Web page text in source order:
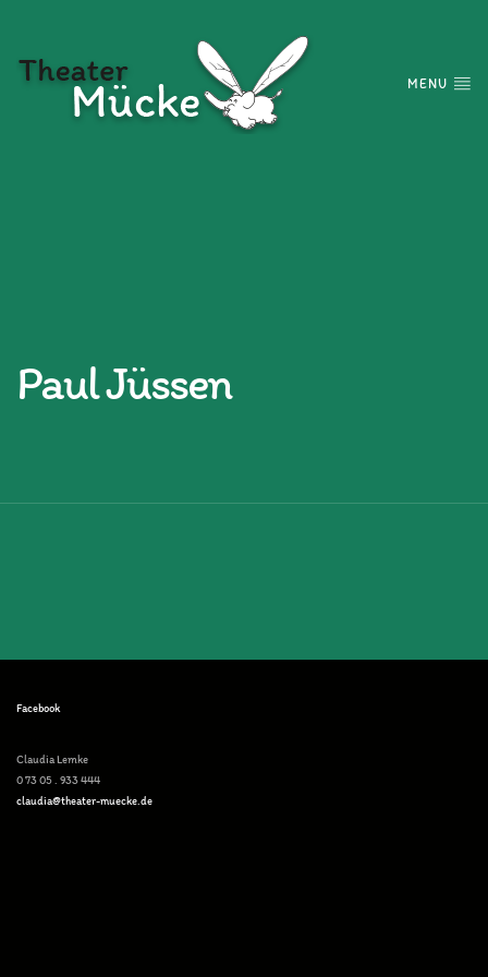
MENU
Paul Jüssen
Facebook
Claudia Lemke
0 73 05 . 933 444
claudia@theater-muecke.de